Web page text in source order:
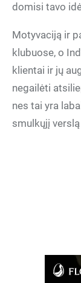
domisi tavo
Motyvaciją ir
klubuose, o
klientai ir jų
negailėti
nes tai yra
smulkųjį